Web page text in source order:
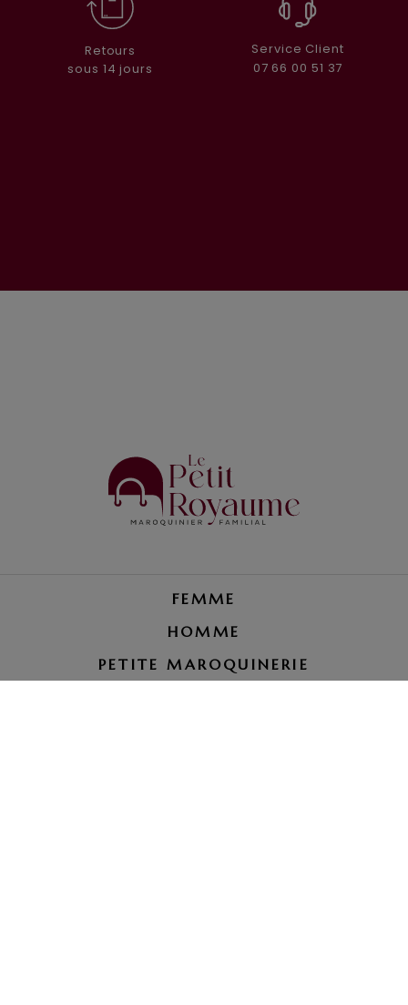
Retours
sous 14 jours
Service Client
07 66 00 51 37
FEMME
HOMME
PETITE MAROQUINERIE